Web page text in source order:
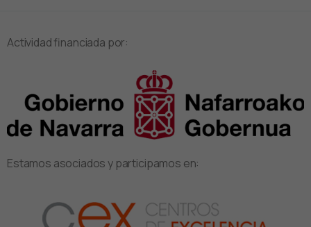
Actividad financiada por:
Estamos asociados y participamos en: